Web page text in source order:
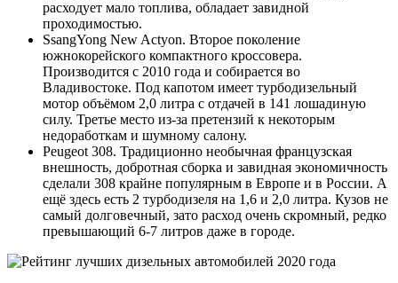
расходует мало топлива, обладает завидной
проходимостью.
SsangYong New Actyon. Второе поколение
южнокорейского компактного кроссовера.
Производится с 2010 года и собирается во
Владивостоке. Под капотом имеет турбодизельный
мотор объёмом 2,0 литра с отдачей в 141 лошадиную
силу. Третье место из-за претензий к некоторым
недоработкам и шумному салону.
Peugeot 308. Традиционно необычная французская
внешность, добротная сборка и завидная экономичность
сделали 308 крайне популярным в Европе и в России. А
ещё здесь есть 2 турбодизеля на 1,6 и 2,0 литра. Кузов не
самый долговечный, зато расход очень скромный, редко
превышающий 6-7 литров даже в городе.